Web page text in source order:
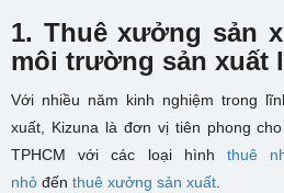
1. Thuê xưởng sản
môi trường sản xuất
Với nhiều năm kinh nghiệm trong
xuất, Kizuna là đơn vị tiên phong cho
TPHCM với các loại hình thuê
nhỏ đến thuê xưởng sản xuất.